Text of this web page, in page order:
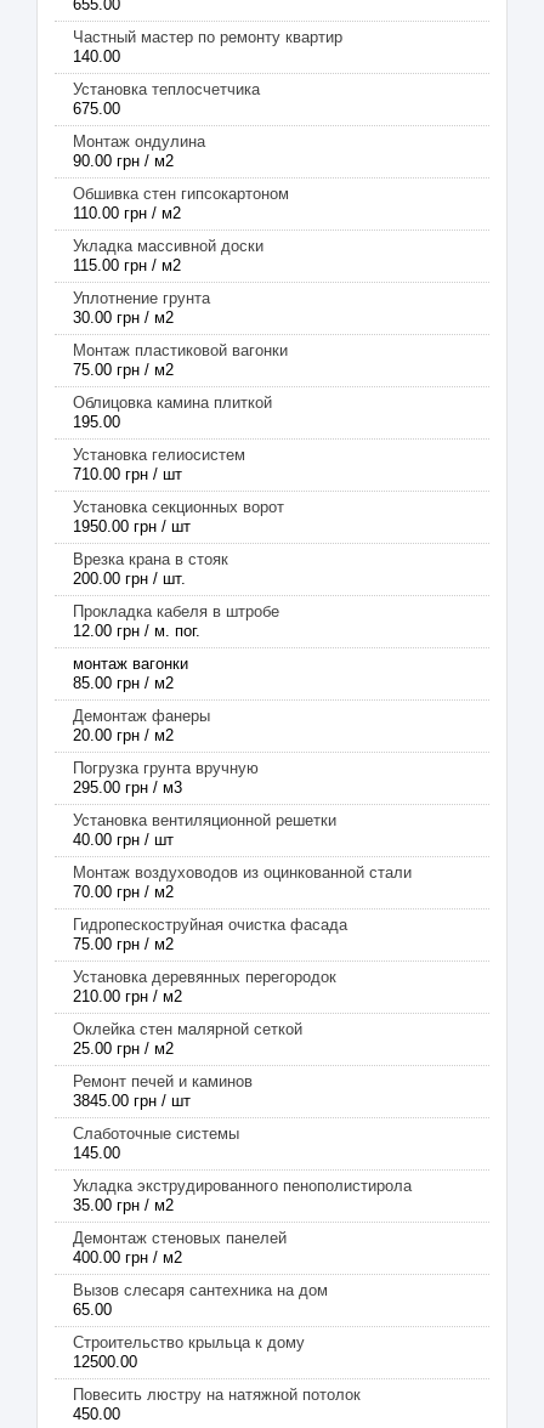
655.00
Частный мастер по ремонту квартир
140.00
Установка теплосчетчика
675.00
Монтаж ондулина
90.00 грн / м2
Обшивка стен гипсокартоном
110.00 грн / м2
Укладка массивной доски
115.00 грн / м2
Уплотнение грунта
30.00 грн / м2
Монтаж пластиковой вагонки
75.00 грн / м2
Облицовка камина плиткой
195.00
Установка гелиосистем
710.00 грн / шт
Установка секционных ворот
1950.00 грн / шт
Врезка крана в стояк
200.00 грн / шт.
Прокладка кабеля в штробе
12.00 грн / м. пог.
монтаж вагонки
85.00 грн / м2
Демонтаж фанеры
20.00 грн / м2
Погрузка грунта вручную
295.00 грн / м3
Установка вентиляционной решетки
40.00 грн / шт
Монтаж воздуховодов из оцинкованной стали
70.00 грн / м2
Гидропескоструйная очистка фасада
75.00 грн / м2
Установка деревянных перегородок
210.00 грн / м2
Оклейка стен малярной сеткой
25.00 грн / м2
Ремонт печей и каминов
3845.00 грн / шт
Слаботочные системы
145.00
Укладка экструдированного пенополистирола
35.00 грн / м2
Демонтаж стеновых панелей
400.00 грн / м2
Вызов слесаря сантехника на дом
65.00
Строительство крыльца к дому
12500.00
Повесить люстру на натяжной потолок
450.00